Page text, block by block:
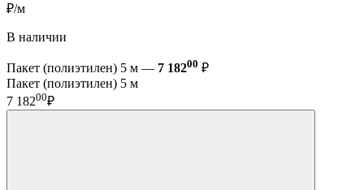
₽/м
В наличии
Пакет (полиэтилен) 5 м — 7 18200 ₽
Пакет (полиэтилен) 5 м
7 18200₽